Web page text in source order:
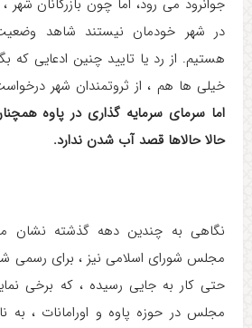
جوانرود می رود، اما چون بازرگانان شهر
در شهر خودمان نیستند شاهد وضعیت
هستیم. از رد یا تایید چنین ادعایی که
خیلی ها هم ، از ثروتمندان شهر
اما سرمای سرمایه گذاری در پاوه
حالا حالاها قصد آب شدن ندارد.
نگاهی به چندین دهه گذشته نشان
مجلس شورای اسلامی نیز ، برای رسمی
حتی کار به جایی رسیده ، که برخی
مجلس در حوزه پاوه و اورامانات ، به